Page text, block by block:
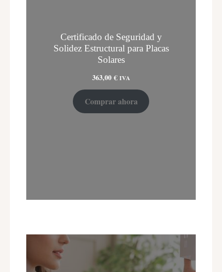
Certificado de Seguridad y
Solidez Estructural para Placas
Solares
363,00€ IVA
Comprar ahora